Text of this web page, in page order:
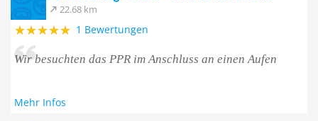
22.68 km
1 Bewertungen
Wir besuchten das PPR im Anschluss an einen Aufen
Mehr Infos